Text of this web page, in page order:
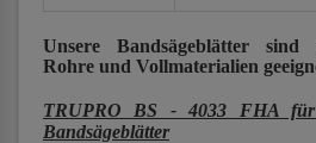
Unsere Bandsägeblätter sind
Rohre und Vollmaterialien
TRUPRO BS - 4033 FHA
Bandsägeblätter